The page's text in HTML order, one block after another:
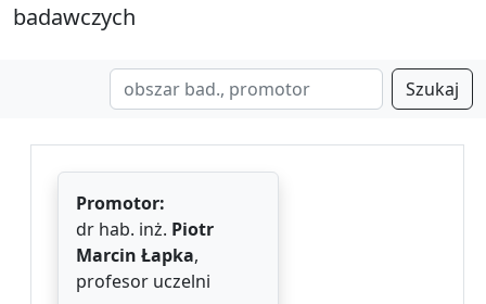
badawczych
Szukaj
Promotor:
dr hab. inż. Piotr
Marcin Łapka,
profesor uczelni